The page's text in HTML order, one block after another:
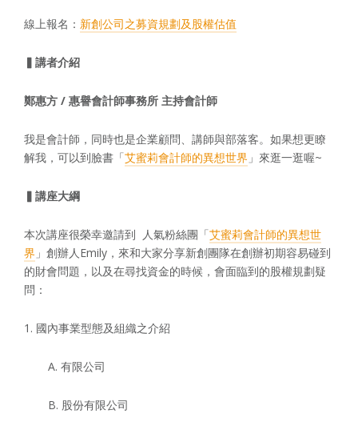
線上報名： 新創公司之募資規劃及股權估值
▍講者介紹
鄭惠方 / 惠譽會計師事務所 主持會計師
我是會計師，同時也是企業顧問、講師與部落客。如果想更瞭
解我，可以到臉書「艾蜜莉會計師的異想世界 」來逛一逛喔~
▍ 講座大綱
本次講座很榮幸邀請到 人氣粉絲團「艾蜜莉會計師的異想世
界 」創辦人Emily，來和大家分享新創團隊在創辦初期容易碰到
的財會問題，以及在尋找資金的時候，會面臨到的股權規劃疑
問：
1. 國內事業型態及組織之介紹
A. 有限公司
B. 股份有限公司